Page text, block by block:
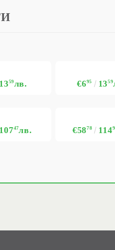
1359лв. €695 1359
10747лв. €5878 114